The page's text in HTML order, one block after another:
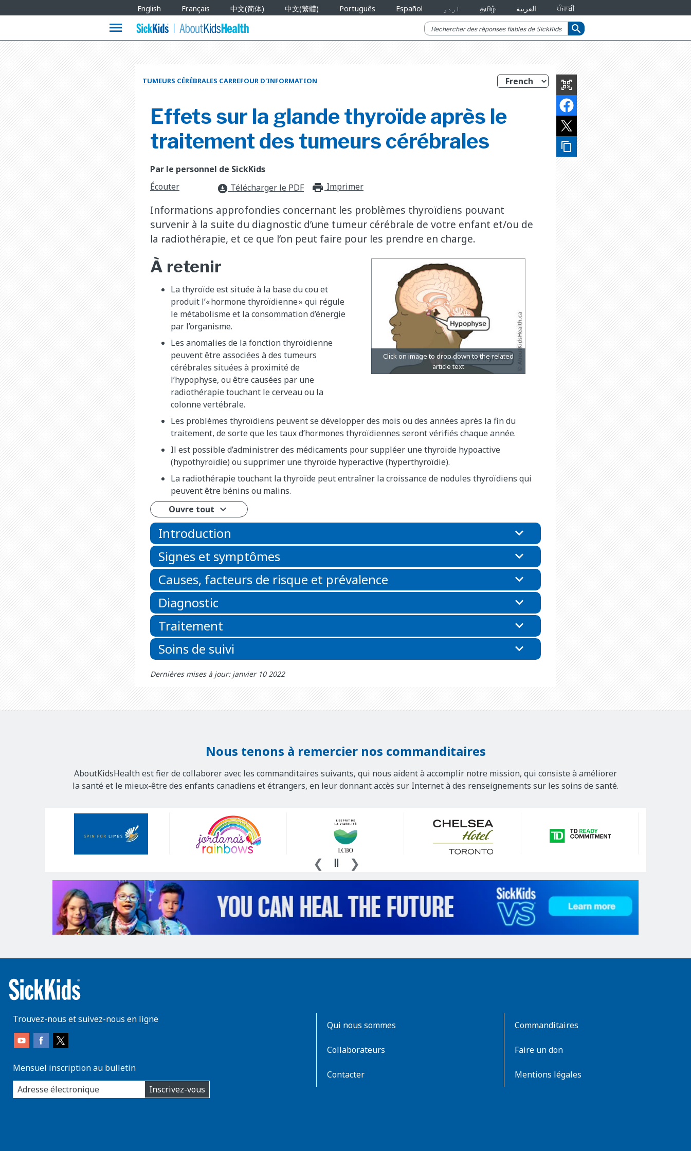
Languages
English Français 中文(简体) 中文(繁體) Português Español اردو தமிழ் العربية ਪੰਜਾਬੀ
menu search
qr_code_scanner
content_copy
TUMEURS CÉRÉBRALES CARREFOUR D'INFORMATION
Effets sur la glande thyroïde après le
traitement des tumeurs cérébrales
Par le personnel de SickKids
Écouter
download_for_offline Télécharger le PDF print_for_offline
Imprimer
Informations approfondies concernant les problèmes thyroïdiens pouvant
survenir à la suite du diagnostic d’une tumeur cérébrale de votre enfant et/ou de
la radiothérapie, et ce que l’on peut faire pour les prendre en charge.
À retenir
La thyroïde est située à la base du cou et
produit l’« hormone thyroïdienne » qui régule
le métabolisme et la consommation d’énergie
par l’organisme.
Les anomalies de la fonction thyroïdienne
peuvent être associées à des tumeurs
cérébrales situées à proximité de
l’hypophyse, ou être causées par une
radiothérapie touchant le cerveau ou la
colonne vertébrale.
Les problèmes thyroïdiens peuvent se développer des mois ou des années après la fin du
traitement, de sorte que les taux d’hormones thyroïdiennes seront vérifiés chaque année.
Il est possible d’administrer des médicaments pour suppléer une thyroïde hypoactive
(hypothyroïdie) ou supprimer une thyroïde hyperactive (hyperthyroïdie).
La radiothérapie touchant la thyroïde peut entraîner la croissance de nodules thyroïdiens qui
peuvent être bénins ou malins.
Ouvre tout
Introduction
Signes et symptômes
Causes, facteurs de risque et prévalence
Diagnostic
Traitement
Soins de suivi
Dernières mises à jour: janvier 10 2022
Nous tenons à remercier nos commanditaires
AboutKidsHealth est fier de collaborer avec les commanditaires suivants, qui nous aident à accomplir notre mission, qui consiste à améliorer
la santé et le mieux-être des enfants canadiens et étrangers, en leur donnant accès sur Internet à des renseignements sur les soins de santé.
Trouvez-nous et suivez-nous en ligne
Mensuel inscription au bulletin
enter
you
email
Inscrivez-vous
Qui nous sommes
Collaborateurs
Contacter
Commanditaires
Faire un don
Mentions légales